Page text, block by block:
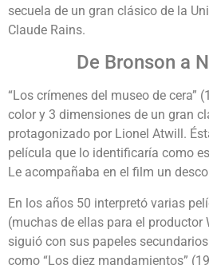
secuela de un gran clásico de la
Claude Rains.
De Bronson a
“Los crímenes del museo de cera”
color y 3 dimensiones de un gran
protagonizado por Lionel Atwill.
película que lo identificaría como
Le acompañaba en el film un
En los años 50 interpretó varias
(muchas de ellas para el productor
siguió con sus papeles
como “Los diez mandamientos”